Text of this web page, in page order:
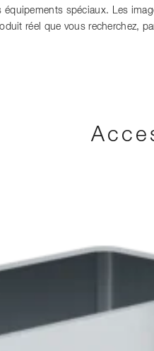
équipements spéciaux. Les
réel que vous recherchez,